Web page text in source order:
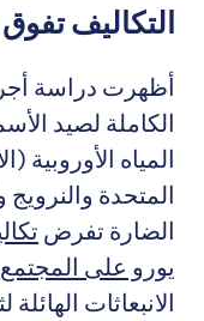
التكاليف تفوق
أظهرت دراسة أجريت
الكاملة لصيد
المياه الأوروبية
المتحدة والنرويج
الضارة تفرض
يورو على المجتمع،